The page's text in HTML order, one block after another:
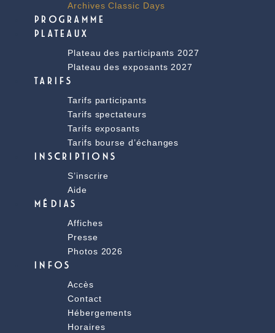
Archives Classic Days
PROGRAMME
PLATEAUX
Plateau des participants 2027
Plateau des exposants 2027
TARIFS
Tarifs participants
Tarifs spectateurs
Tarifs exposants
Tarifs bourse d’échanges
INSCRIPTIONS
S’inscrire
Aide
MÉDIAS
Affiches
Presse
Photos 2026
INFOS
Accès
Contact
Hébergements
Horaires